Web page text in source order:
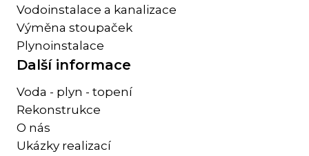
Vodoinstalace a kanalizace
Výměna stoupaček
Plynoinstalace
Další informace
Voda - plyn - topení
Rekonstrukce
O nás
Ukázky realizací